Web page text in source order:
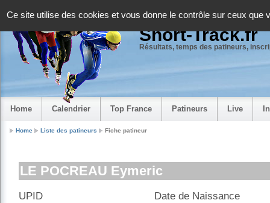
Ce site utilise des cookies et vous donne le contrôle sur ceux que
Short-Track.fr
Résultats, temps des patineurs,
Home Calendrier Top France Patineurs Live
Home Liste des patineurs Fiche patineur
LE POCREAU Eymeric
UPID Date de Naissance